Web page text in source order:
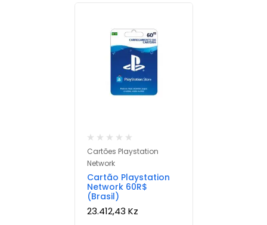
Cartões Playstation
Network
Cartão Playstation
Network 60R$
(Brasil)
23.412,43 Kz